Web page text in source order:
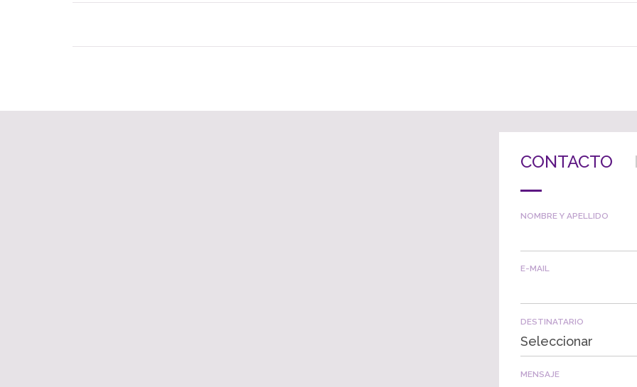
CONTACTO
NOMBRE Y APELLIDO
E-MAIL
DESTINATARIO
Seleccionar
MENSAJE